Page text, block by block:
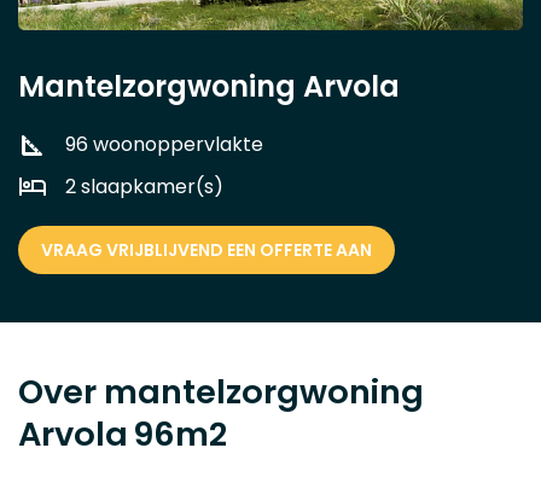
Mantelzorgwoning Arvola
96 woonoppervlakte
2 slaapkamer(s)
VRAAG VRIJBLIJVEND EEN OFFERTE AAN
Over mantelzorgwoning
Arvola 96m2